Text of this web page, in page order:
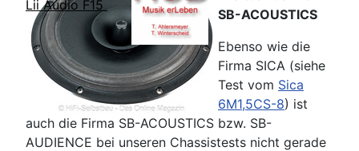
Lii Audio F15
SB-ACOUSTICS
Ebenso wie die
Firma SICA (siehe
Test vom Sica
6M1,5CS-8) ist
auch die Firma SB-ACOUSTICS bzw. SB-
AUDIENCE bei unseren Chassistests nicht gerade